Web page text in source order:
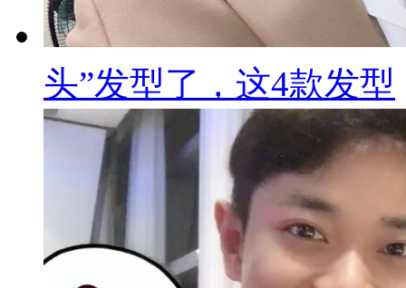
头”发型了，这4款发型